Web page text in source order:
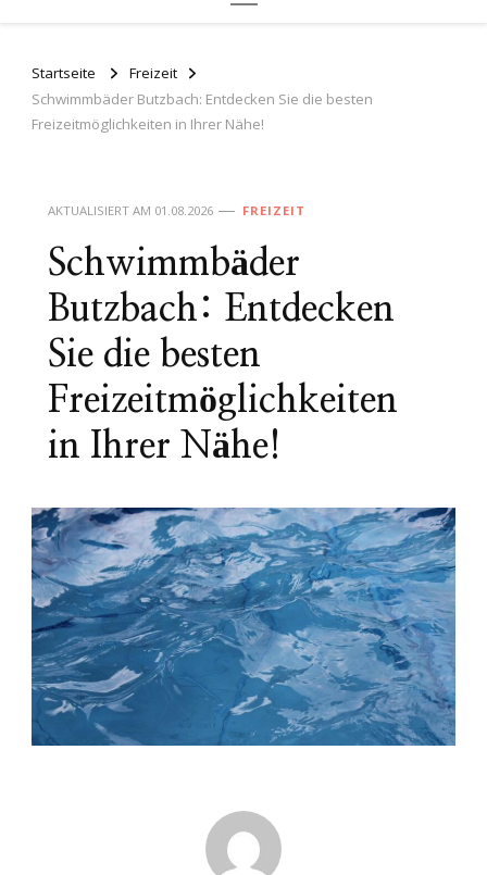
Startseite
Freizeit
Schwimmbäder Butzbach: Entdecken Sie die besten
Freizeitmöglichkeiten in Ihrer Nähe!
AKTUALISIERT AM 01.08.2026 FREIZEIT
Schwimmbäder
Butzbach: Entdecken
Sie die besten
Freizeitmöglichkeiten
in Ihrer Nähe!